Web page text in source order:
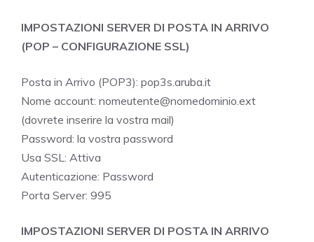
IMPOSTAZIONI SERVER DI POSTA IN ARRIVO
(POP – CONFIGURAZIONE SSL)
Posta in Arrivo (POP3): pop3s.aruba.it
Nome account: nomeutente@nomedominio.ext
(dovrete inserire la vostra mail)
Password: la vostra password
Usa SSL: Attiva
Autenticazione: Password
Porta Server: 995
IMPOSTAZIONI SERVER DI POSTA IN ARRIVO